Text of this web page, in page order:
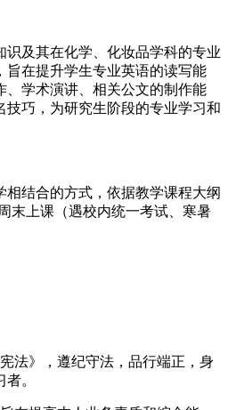
识及其在化学、化妆品学科的专业
旨在提升学生专业英语的读写能
、学术演讲、相关公文的制作能
技巧，为研究生阶段的专业学习和
结合的方式，依据教学课程大纲
末上课（遇校内统一考试、寒暑
法》，遵纪守法，品行端正，身
。